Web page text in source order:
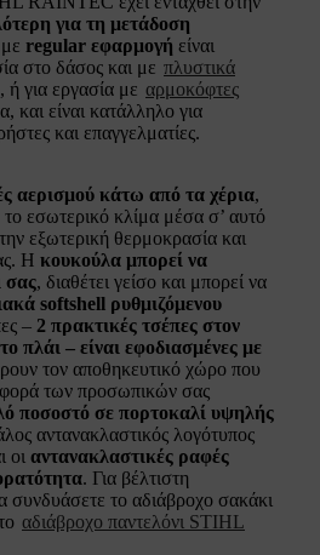
για τη μετάδοση
regular εφαρμογή είναι
στο δάσος και με πλυστικά
, ή για εργασία με αρμοκόφτες
και είναι κατάλληλο για
και επαγγελματίες.
αερισμού κάτω από τα χέρια,
το εσωτερικό κλίμα μέσα σ’ αυτό
εξωτερική θερμοκρασία και
Η κουκούλα μπορεί να
σας, διαθέτει γείσο και μπορεί να
softshell ρυθμιζόμενου
– 2 πρακτικές τσέπες στον
πλάι – είναι εφοδιασμένες με
τον αποθηκευτικό χώρο που
των προσωπικών σας
ποσοστό σε πορτοκαλί υψηλής
αντανακλαστικός λογότυπος
οι αντανακλαστικές ραφές
. Για βέλτιστη
συνδυάσετε το αδιάβροχο σακάκι
αδιάβροχο παντελόνι STIHL